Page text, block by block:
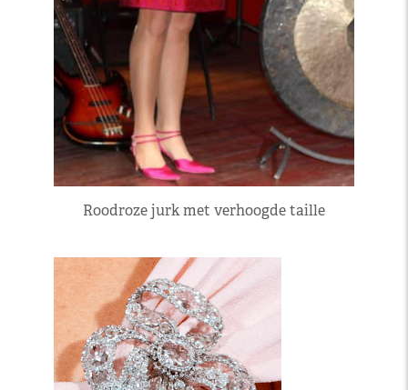
Roodroze jurk met verhoogde taille